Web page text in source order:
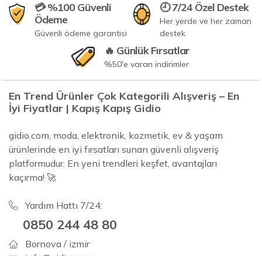
💳 %100 Güvenli
Ödeme
Güvenli ödeme garantisi
🕘 7/24 Özel Destek
Her yerde ve her zaman
destek
🔥 Günlük Fırsatlar
%50'e varan indirimler
En Trend Ürünler Çok Kategorili Alışveriş – En
İyi Fiyatlar | Kapış Kapış Gidio
gidio.com, moda, elektronik, kozmetik, ev & yaşam
ürünlerinde en iyi fırsatları sunan güvenli alışveriş
platformudur. En yeni trendleri keşfet, avantajları
kaçırma! 🚀
Yardım Hattı 7/24:
0850 244 48 80
Bornova / izmir